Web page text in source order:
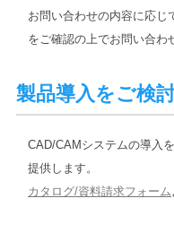
お問い合わせの内容に応じ
をご確認の上でお問い合わ
製品導入をご検
CAD/CAMシステムの導入
提供します。
カタログ/資料請求フォーム